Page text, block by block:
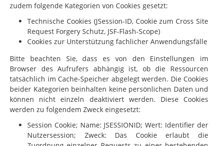
zudem folgende Kategorien von Cookies gesetzt:
Technische Cookies (JSession-ID, Cookie zum Cross Site
Request Forgery Schutz, JSF-Flash-Scope)
Cookies zur Unterstützung fachlicher Anwendungsfälle
Bitte beachten Sie, dass es von den Einstellungen im
Browser des Aufrufers abhängig ist, ob die Ressourcen
tatsächlich im Cache-Speicher abgelegt werden. Die Cookies
beider Kategorien beinhalten keine persönlichen Daten und
können nicht einzeln deaktiviert werden. Diese Cookies
werden zu folgendem Zweck eingesetzt:
Session Cookie; Name: JSESSIONID; Wert: Identifier der
Nutzersession; Zweck: Das Cookie erlaubt die